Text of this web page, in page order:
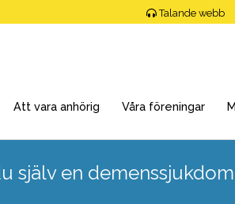
Talande webb
Att vara anhörig Våra föreningar
själv en